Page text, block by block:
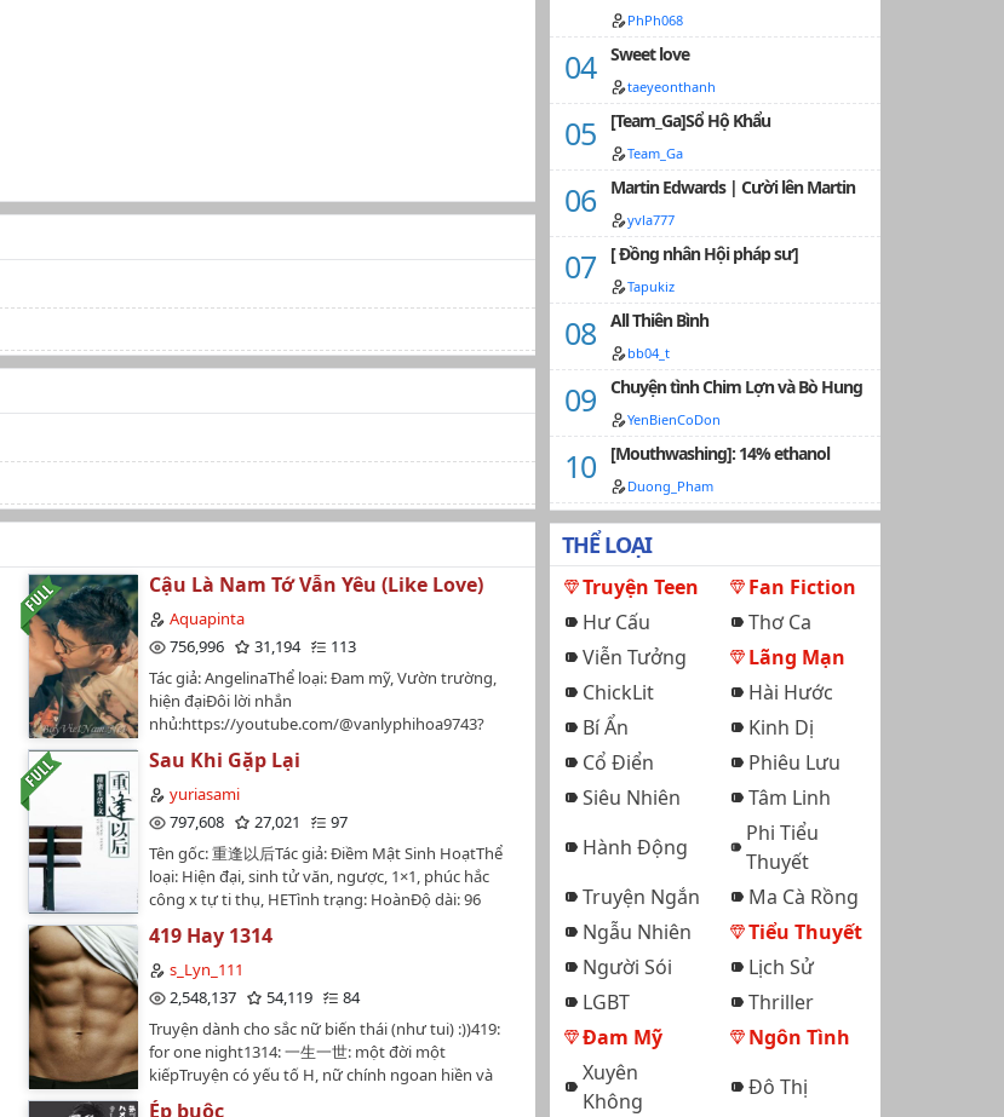
Cậu Là Nam Tớ Vẫn Yêu (Like Love)
Aquapinta
756,996
31,194
113
Tác giả: AngelinaThể loại: Đam mỹ, Vườn trường,
hiện đạiĐôi lời nhắn
nhủ:https://youtube.com/@vanlyphihoa9743?
kênh Youtube của mình nha ^_^Tôi thích truyện
này! Thích từ cái tên.Tôi chưa từng biết đến tác
phẩm này tồn tại cho đến khi tình cờ xem phim
phim khá dễ thương, không nặng nề áp lực từ xã
hội như rất nhiều phim về lgtb nổi tiếng khác. Rồi
tôi đọc được một comment nói đây là phim chuyển
thể từ tiểu thuyết đam mỹ. Và cái tên của tiểu
thuyết này khiến tôi không thể nào thờ ơ được.Chỉ
một câu ngắn ngủi lại khiến cho tâm tình run rẩy.
Bởi tôi chợt nhận ra bản thân vẫn luôn ao ước có ai
đó sẽ nói câu ấy với mình. Tất nhiên chỉ là trong suy
nghĩ mà thôi. Bởi vì tôi không có sự can đảm của
Mạch Đinh cũng không tin tưởng ngoài đời sẽ tồn
tại người như An Tử Yến.Nhưng mà có sao đâu.
Sau Khi Gặp Lại
yuriasami
797,608
27,021
97
Tên gốc: 重逢以后Tác giả: Điềm Mật Sinh HoạtThể
loại: Hiện đại, sinh tử văn, ngược, 1×1, phúc hắc
công x tự ti thụ, HETình trạng: HoànĐộ dài: 96
419 Hay 1314
s_Lyn_111
2,548,137
54,119
84
Truyện dành cho sắc nữ biến thái (như tui) :))419:
for one night1314: 一生一世: một đời một
kiếpTruyện có yếu tố H, nữ chính ngoan hiền và
biến thái. Ko chịu trách nhiệm với tâm lý và đầu óc
Ép buộc
PhPh068
Sweet love
taeyeonthanh
[Team_Ga]Sổ Hộ Khẩu
Team_Ga
Martin Edwards | Cười lên Martin
yvla777
[ Đồng nhân Hội pháp sư]
Tapukiz
All Thiên Bình
bb04_t
Chuyện tình Chim Lợn và Bò Hung
YenBienCoDon
[Mouthwashing]: 14% ethanol
Duong_Pham
THỂ LOẠI
Truyện Teen
Fan Fiction
Hư Cấu
Thơ Ca
Viễn Tưởng
Lãng Mạn
ChickLit
Hài Hước
Bí Ẩn
Kinh Dị
Cổ Điển
Phiêu Lưu
Siêu Nhiên
Tâm Linh
Hành Động
Phi Tiểu
Thuyết
Truyện Ngắn
Ma Cà Rồng
Ngẫu Nhiên
Tiểu Thuyết
Người Sói
Lịch Sử
LGBT
Thriller
Đam Mỹ
Ngôn Tình
Xuyên
Không
Đô Thị